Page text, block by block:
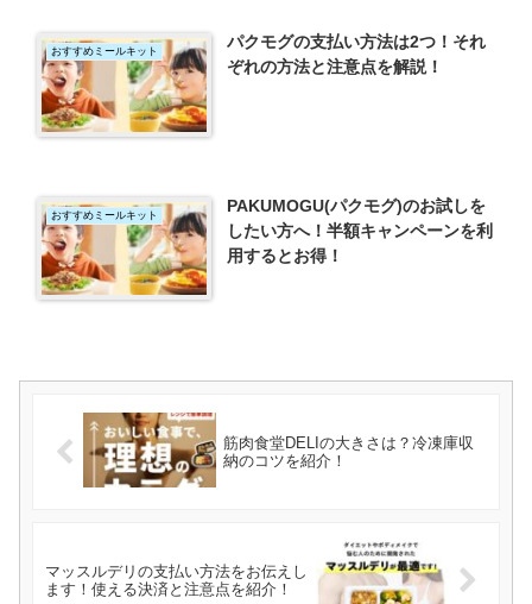
おすすめミールキット
パクモグの支払い方法は2つ！それ
ぞれの方法と注意点を解説！
おすすめミールキット
PAKUMOGU(パクモグ)のお試しを
したい方へ！半額キャンペーンを利
用するとお得！
筋肉食堂DELIの大きさは？冷凍庫収
納のコツを紹介！
マッスルデリの支払い方法をお伝えし
ます！使える決済と注意点を紹介！